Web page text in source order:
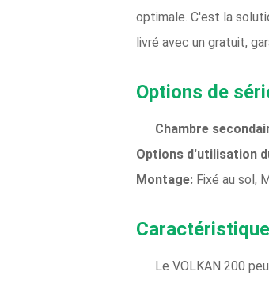
optimale. C'est la
livré avec un gratuit,
Options de
Chambre
Options d'utilisation
Montage: Fixé au sol,
Le VOLKAN 200